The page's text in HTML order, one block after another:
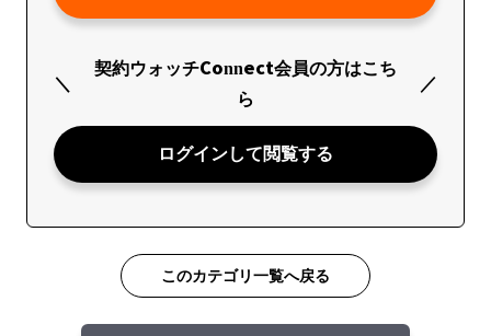
契約ウォッチConnect会員の方はこち
ら
ログインして閲覧する
このカテゴリ一覧へ戻る